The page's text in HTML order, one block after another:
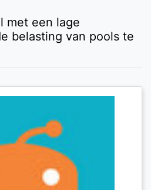
met een lage
belasting van pools te